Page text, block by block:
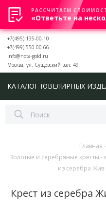
+7(495) 135-00-10
+7(499) 550-00-66
info@nota-gold.ru
Москва, ул. Сущевский вал, 49
КАТАЛОГ ЮВЕЛИРНЫХ
Главная
Золотые и серебряные кресты -
из серебра Жив
Крест из серебра
РАССЧИТАЕМ
«Ответьте на